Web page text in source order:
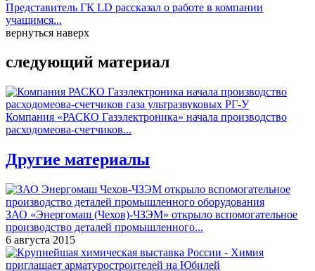
Представитель ГК LD рассказал о работе в компании
учащимся...
вернуться наверх
следующий материал
Компания «РАСКО Газэлектроника» начала производство
расходомеова-счетчиков...
Другие материалы
ЗАО «Энергомаш (Чехов)-ЧЗЭМ» открыло вспомогательное
производство деталей промышленного...
6 августа 2015